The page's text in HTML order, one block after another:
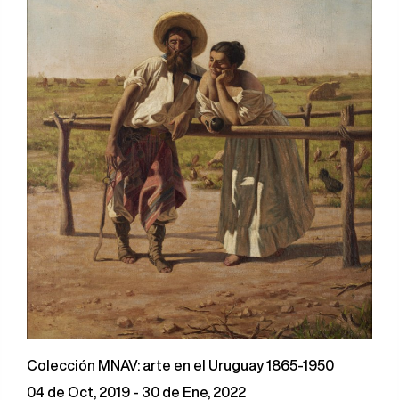
Colección MNAV: arte en el Uruguay 1865-1950
04 de Oct, 2019 - 30 de Ene, 2022